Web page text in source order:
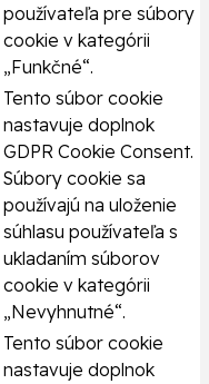
používateľa pre súbory
cookie v kategórii
„Funkčné“.
Tento súbor cookie
nastavuje doplnok
GDPR Cookie Consent.
Súbory cookie sa
používajú na uloženie
súhlasu používateľa s
ukladaním súborov
cookie v kategórii
„Nevyhnutné“.
Tento súbor cookie
nastavuje doplnok